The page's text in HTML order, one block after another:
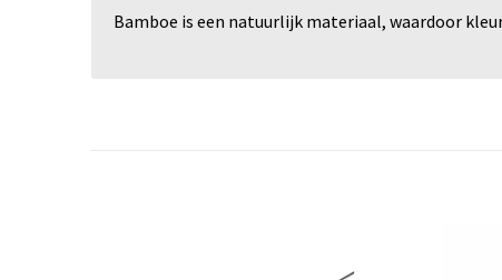
Bamboe is een natuurlijk materiaal, waardoor